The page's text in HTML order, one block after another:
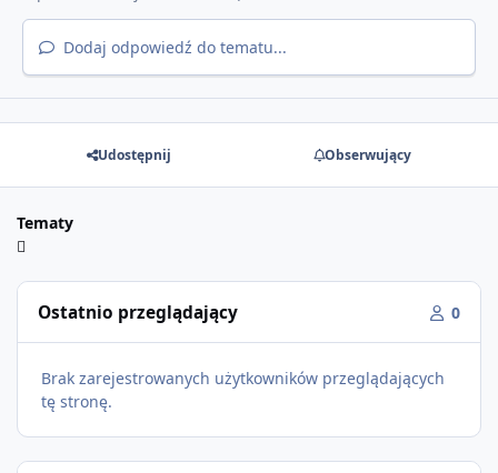
Dodaj odpowiedź do tematu...
Udostępnij Obserwujący
Tematy
Ostatnio przeglądający 0
Brak zarejestrowanych użytkowników przeglądających
tę stronę.